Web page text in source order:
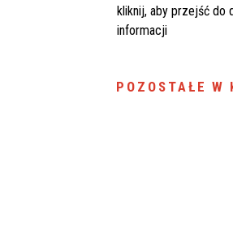
kliknij, aby przejść do
informacji
POZOSTAŁE W